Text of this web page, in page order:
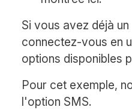
Si vous avez déjà
connectez-vous en
options disponibles
Pour cet exemple,
l'option SMS.